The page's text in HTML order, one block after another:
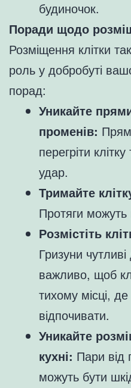
будиночок.
Поради щодо
Розміщення клітки
роль у добробуті
порад:
Уникайте
променів:
перегріти
удар.
Тримайте
Протяги можуть
Розмістіть
Гризуни
важливо, щоб
тихому місці,
відпочивати.
Уникайте
кухні: Пари від
можуть бути